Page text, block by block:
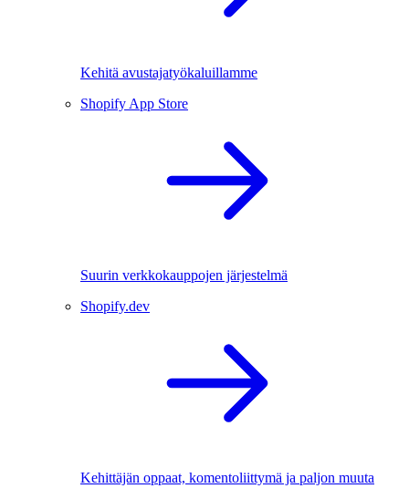
Kehitä avustajatyökaluillamme
Shopify App Store
Suurin verkkokauppojen järjestelmä
Shopify.dev
Kehittäjän oppaat, komentoliittymä ja paljon muuta